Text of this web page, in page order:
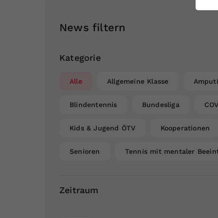
News filtern
Kategorie
Alle Allgemeine Klasse
Blindentennis Bundesliga
Kids & Jugend ÖTV Kooperationen
Senioren Tennis mit mentaler
Zeitraum